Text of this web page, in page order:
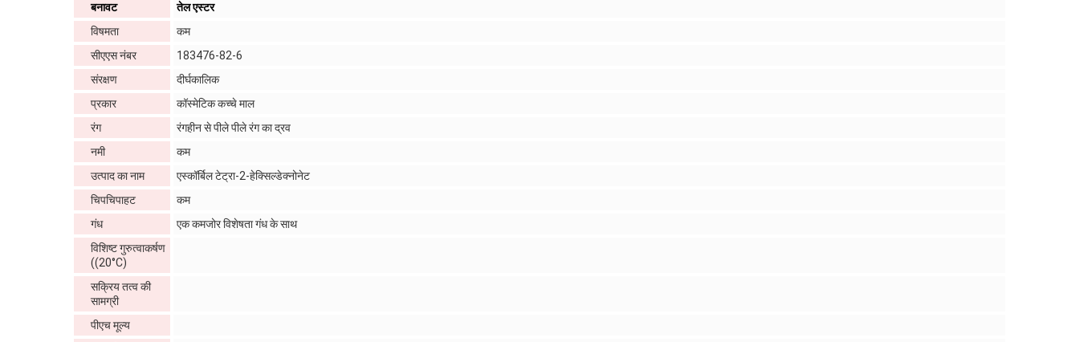
बनावट
तेल एस्टर
विषमता
कम
सीएएस नंबर
183476-82-6
संरक्षण
दीर्घकालिक
प्रकार
कॉस्मेटिक कच्चे माल
रंग
रंगहीन से पीले पीले रंग का द्रव
नमी
कम
उत्पाद का नाम
एस्कॉर्बिल टेट्रा-2-हेक्सिल्डेक्नोनेट
चिपचिपाहट
कम
गंध
एक कमजोर विशेषता गंध के साथ
विशिष्ट गुरुत्वाकर्षण
((20°C)
सक्रिय तत्व की
सामग्री
पीएच मूल्य